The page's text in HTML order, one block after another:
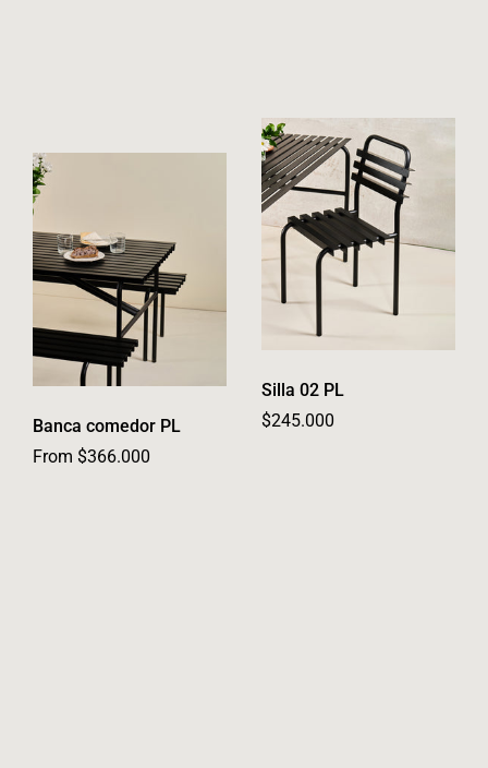
Banca comedor PL
From $366.000
Silla 02 PL
Regular price
$245.000